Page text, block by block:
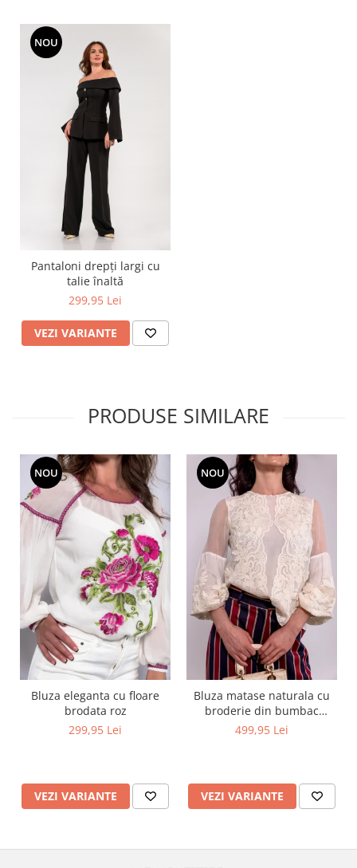
NOU
Pantaloni drepți largi cu
talie înaltă
299,95 Lei
VEZI VARIANTE
PRODUSE SIMILARE
NOU
Bluza eleganta cu floare
brodata roz
299,95 Lei
VEZI VARIANTE
NOU
Bluza matase naturala cu
broderie din bumbac
captusita cu vascoza 100%
499,95 Lei
VEZI VARIANTE